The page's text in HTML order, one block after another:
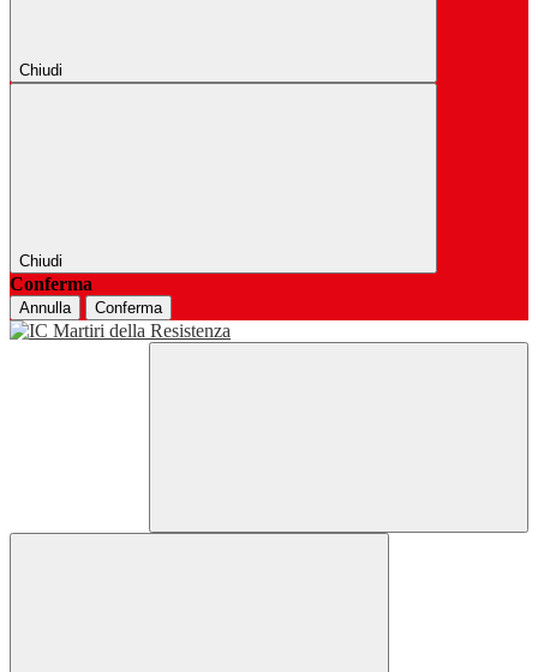
Chiudi
Chiudi
Conferma
Annulla Conferma